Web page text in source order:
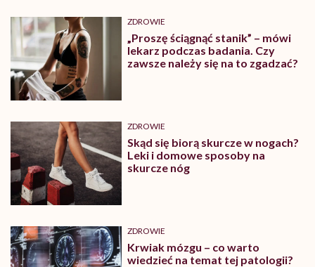
ZDROWIE
„Proszę ściągnąć stanik” – mówi
lekarz podczas badania. Czy
zawsze należy się na to zgadzać?
ZDROWIE
Skąd się biorą skurcze w nogach?
Leki i domowe sposoby na
skurcze nóg
ZDROWIE
Krwiak mózgu – co warto
wiedzieć na temat tej patologii?